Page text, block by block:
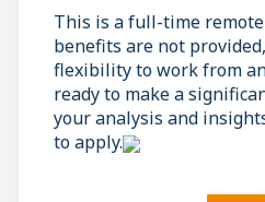
This is a full-time
benefits are not
flexibility to work from
ready to make a
your analysis and
to apply.